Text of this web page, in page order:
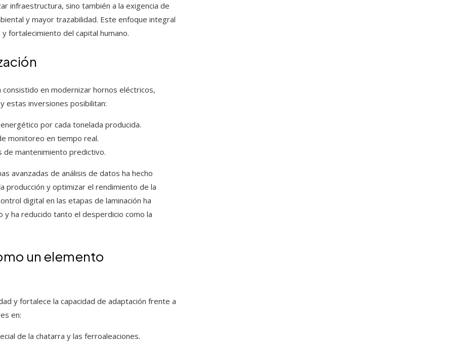
infraestructura, sino también a la exigencia de
y mayor trazabilidad. Este enfoque integral
fortalecimiento del capital humano.
en modernizar hornos eléctricos,
estas inversiones posibilitan:
por cada tonelada producida.
monitoreo en tiempo real.
de mantenimiento predictivo.
avanzadas de análisis de datos ha hecho
producción y optimizar el rendimiento de la
digital en las etapas de laminación ha
ha reducido tanto el desperdicio como la
un elemento
y fortalece la capacidad de adaptación frente a
en:
de la chatarra y las ferroaleaciones.